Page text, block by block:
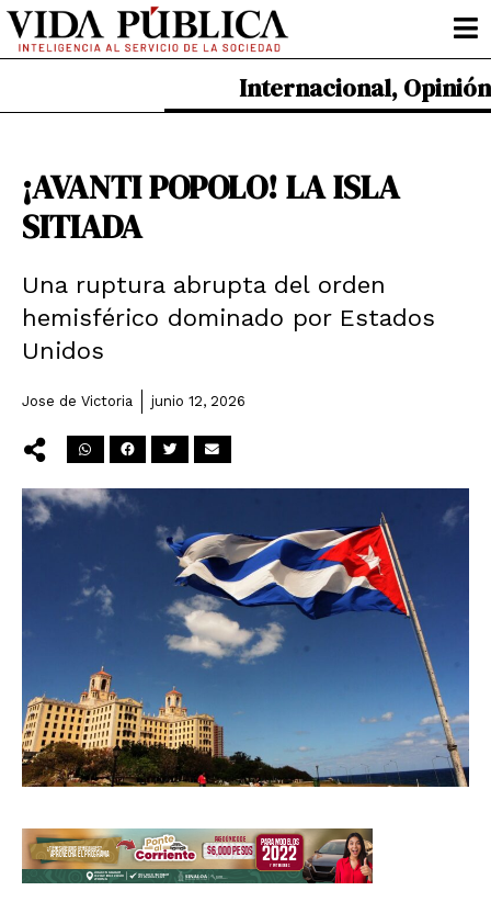
Ir
contenido
Internacional, Opinión
¡AVANTI POPOLO! LA ISLA
SITIADA
Una ruptura abrupta del orden
hemisférico dominado por Estados
Unidos
Jose de Victoria junio 12, 2026